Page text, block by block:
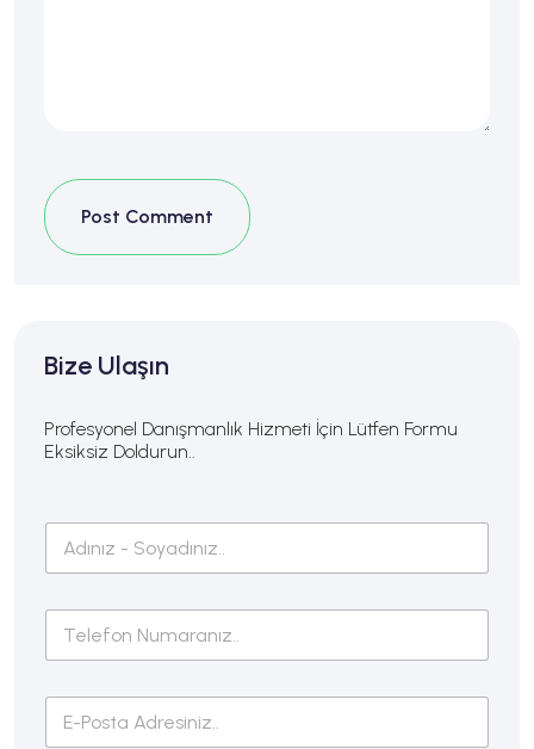
Post Comment
Bize Ulaşın
Profesyonel Danışmanlık Hizmeti İçin Lütfen Formu
Eksiksiz Doldurun..